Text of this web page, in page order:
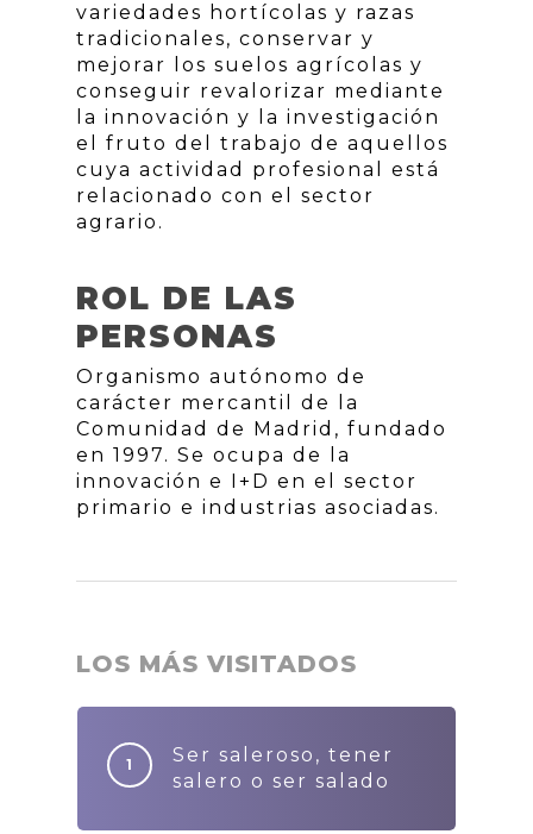
variedades hortícolas y razas
tradicionales, conservar y
mejorar los suelos agrícolas y
conseguir revalorizar mediante
la innovación y la investigación
el fruto del trabajo de aquellos
cuya actividad profesional está
relacionado con el sector
agrario.
ROL DE LAS
PERSONAS
Organismo autónomo de
carácter mercantil de la
Comunidad de Madrid, fundado
en 1997. Se ocupa de la
innovación e I+D en el sector
primario e industrias asociadas.
LOS MÁS VISITADOS
Ser saleroso, tener
salero o ser salado